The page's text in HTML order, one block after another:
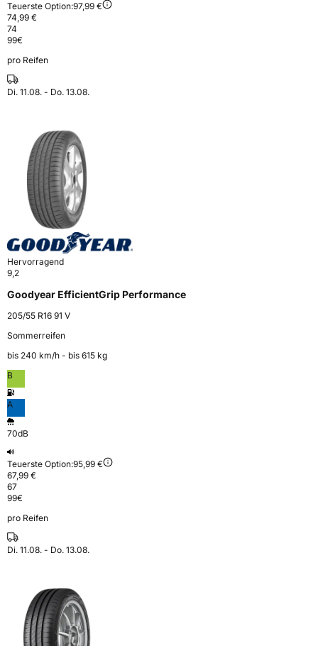
Teuerste Option:97,99 €
74,99 €
74
99€
pro Reifen
Di. 11.08. - Do. 13.08.
Hervorragend
9,2
Goodyear EfficientGrip Performance
205/55 R16 91 V
Sommerreifen
bis 240 km⁠/⁠h - bis 615 kg
B
A
70dB
Teuerste Option:95,99 €
67,99 €
67
99€
pro Reifen
Di. 11.08. - Do. 13.08.